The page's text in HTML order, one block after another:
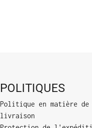
POLITIQUES
Politique en matière de
livraison